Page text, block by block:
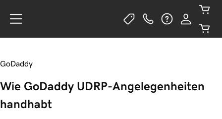
GoDaddy
Wie GoDaddy UDRP-Angelegenheiten
handhabt